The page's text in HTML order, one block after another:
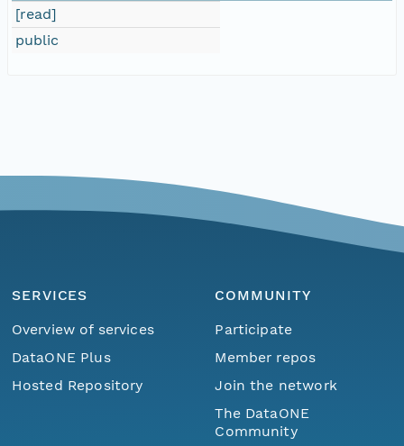
[read]
public
SERVICES
Overview of services
DataONE Plus
Hosted Repository
COMMUNITY
Participate
Member repos
Join the network
The DataONE
Community